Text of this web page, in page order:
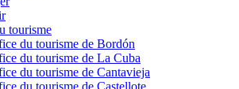
tourisme
du tourisme de Bordón
du tourisme de La Cuba
du tourisme de Cantavieja
du tourisme de Castellote